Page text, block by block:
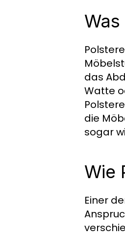
das
Watte
die
sogar
Wie
Einer